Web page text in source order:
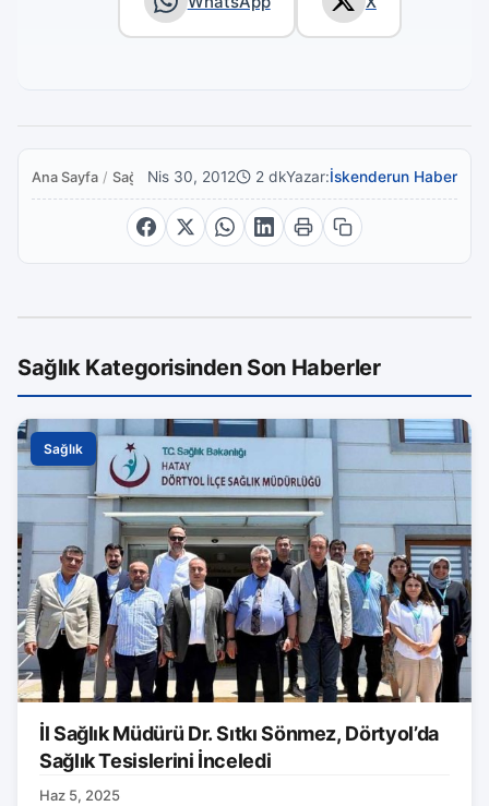
Ana Sayfa / SağlıkNis 30, 2012 2 dkYazar:İskenderun Haber
Sağlık Kategorisinden Son Haberler
Sağlık
İl Sağlık Müdürü Dr. Sıtkı Sönmez, Dörtyol’da
Sağlık Tesislerini İnceledi
Haz 5, 2025